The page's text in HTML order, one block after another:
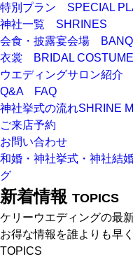
特別プラン SPECIAL
神社一覧 SHRINES
会食・披露宴会場
衣裳
BRIDAL
ウエディングサロン紹介
Q&A
FAQ
神社挙式の流れSHRINE
ご来店予約
お問い合わせ
和婚・神社挙式・神社結
グ
新着情報 TOPICS
ケリーウエディングの最
お得な情報を誰よりも早
TOPICS